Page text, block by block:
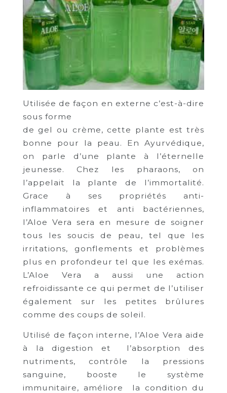
Utilisée de façon en externe c’est-à-dire
sous forme
de gel ou crème, cette plante est très
bonne pour la peau. En Ayurvédique,
on parle d’une plante à l’éternelle
jeunesse. Chez les pharaons, on
l’appelait la plante de l’immortalité.
Grace à ses propriétés anti-
inflammatoires et anti bactériennes,
l’Aloe Vera sera en mesure de soigner
tous les soucis de peau, tel que les
irritations, gonflements et problèmes
plus en profondeur tel que les exémas.
L’Aloe Vera a aussi une action
refroidissante ce qui permet de l’utiliser
également sur les petites brûlures
comme des coups de soleil.
Utilisé de façon interne, l’Aloe Vera aide
à la digestion et l’absorption des
nutriments, contrôle la pressions
sanguine, booste le système
immunitaire, améliore la condition du